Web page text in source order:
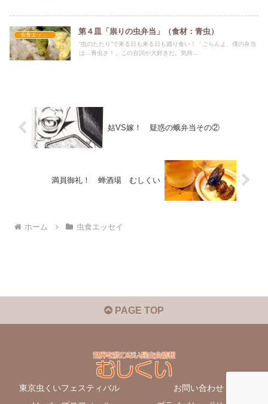
第４皿「祟りの虫弁当」（食材：青虫）
“虫のたたり”で来る日も来る日も踊り食い！「ごらんよ、僕の弁当
は…青虫さ！」この台詞が大好きだ。気持...
姑VS嫁！ 疑惑の蛾弁当その②
満員御礼！ 蝉酒場 むしくい
ホーム 虫食エッセイ
PAGE TOP
東京虫くいフェスティバル
お問い合わせ